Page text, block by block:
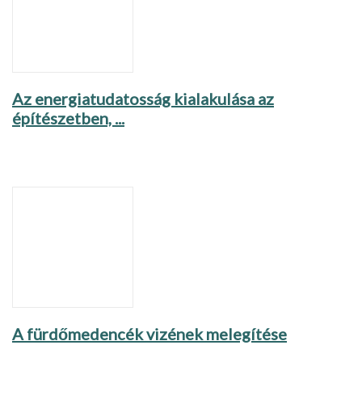
Az energiatudatosság kialakulása az
építészetben, ...
A fürdőmedencék vizének melegítése